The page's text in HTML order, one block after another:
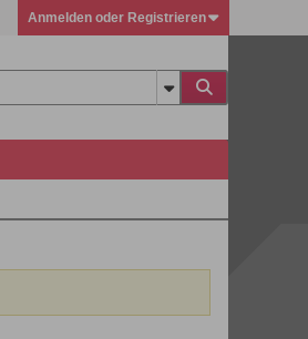
Anmelden oder Registrieren